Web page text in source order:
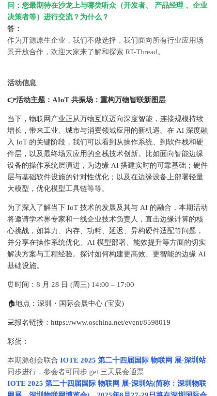
问：您最期待在沙龙上与哪类听众（开发者、 产品经理 、企业
决策者等）进行交流？为什么？
答：
作为开源原生企业，我们不做选择，我们面向所有行业应用场
景开放合作，欢迎大家来了解和探索 RT-Thread。
活动信息
👉活动主题：AIoT 共振场：重构万物智联新图层
当下，物联网产业正从万物互联迈向深度智能，连接规模持续
增长，带来工业、城市与消费领域应用的新机遇。在 AI 深度融
入 IoT 的关键阶段，我们可以看到从操作系统、到软件栈和硬
件层，以及最终场景应用的全栈技术创新。比如面向智能边缘
设备的操作系统层演进，为边缘 AI 搭建实时的可靠基础；硬件
层与基础软件设施的针对性优化；以及在边缘设备上部署轻量
大模型，优化模型工具链等等。
为了深入了解当下 IoT 技术的发展及其与 AI 的融合，本期活动
将邀请学术界专家和一线企业技术负责人，直击边缘计算的核
心挑战，如算力、内存、功耗、延迟、异构硬件适配等问题，
并分享在操作系统优化、AI 模型部署、能效提升等方面的切实
解决方案与工程经验。探讨如何构建更高效、更智能的边缘 AI
基础设施。
⏰时间：8 月 28 日 (周三) 14:00 – 17:00
🏠地点：深圳・国际会展中心 (宝安)
💻报名链接：https://www.oschina.net/event/8598019
彩蛋：
本期源创会联合 IOTE 2025 第二十四届国际 物联网 展·深圳站
同步进行，参会者可同步 get 三天展会通票
IOTE 2025 第二十四届国际 物联网 展·深圳站(简称：深圳物联